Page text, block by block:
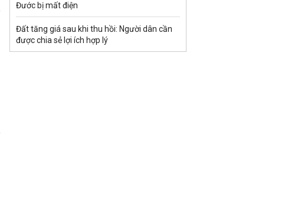
Đước bị mất điện
Đất tăng giá sau khi thu hồi: Người dân cần
được chia sẻ lợi ích hợp lý